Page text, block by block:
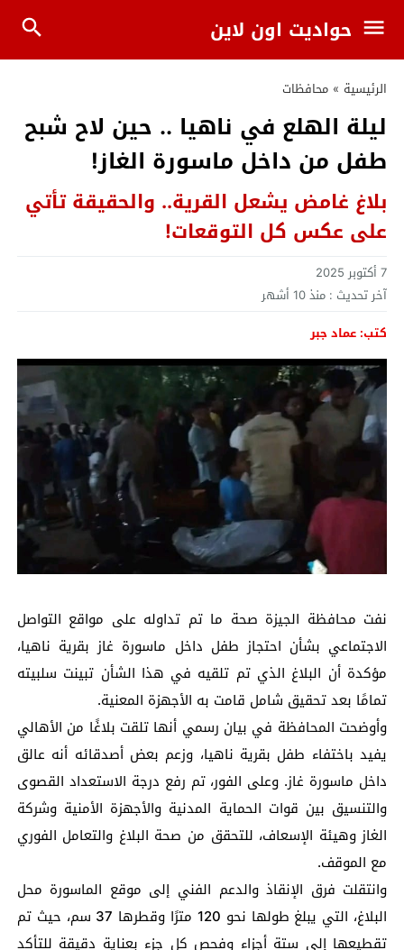
حواديت اون لاين
الرئيسية » محافظات
ليلة الهلع في ناهيا .. حين لاح شبح
طفل من داخل ماسورة الغاز!
بلاغ غامض يشعل القرية.. والحقيقة تأتي
على عكس كل التوقعات!
7 أكتوبر 2025
آخر تحديث : منذ 10 أشهر
كتب: عماد جبر
نفت محافظة الجيزة صحة ما تم تداوله على مواقع التواصل
الاجتماعي بشأن احتجاز طفل داخل ماسورة غاز بقرية ناهيا،
مؤكدة أن البلاغ الذي تم تلقيه في هذا الشأن تبينت سلبيته
تمامًا بعد تحقيق شامل قامت به الأجهزة المعنية.
وأوضحت المحافظة في بيان رسمي أنها تلقت بلاغًا من الأهالي
يفيد باختفاء طفل بقرية ناهيا، وزعم بعض أصدقائه أنه عالق
داخل ماسورة غاز. وعلى الفور، تم رفع درجة الاستعداد القصوى
والتنسيق بين قوات الحماية المدنية والأجهزة الأمنية وشركة
الغاز وهيئة الإسعاف، للتحقق من صحة البلاغ والتعامل الفوري
مع الموقف.
وانتقلت فرق الإنقاذ والدعم الفني إلى موقع الماسورة محل
البلاغ، التي يبلغ طولها نحو 120 مترًا وقطرها 37 سم، حيث تم
تقطيعها إلى ستة أجزاء وفحص كل جزء بعناية دقيقة للتأكد